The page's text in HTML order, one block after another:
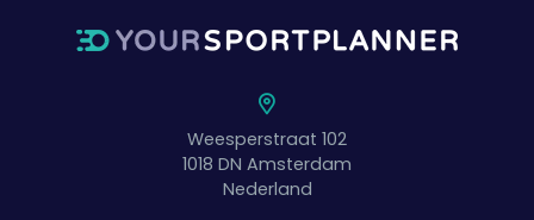
Weesperstraat 102
1018 DN Amsterdam
Nederland